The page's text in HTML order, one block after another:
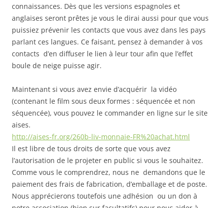
connaissances. Dès que les versions espagnoles et
anglaises seront prêtes je vous le dirai aussi pour que vous
puissiez prévenir les contacts que vous avez dans les pays
parlant ces langues. Ce faisant, pensez à demander à vos
contacts d’en diffuser le lien à leur tour afin que l’effet
boule de neige puisse agir.
Maintenant si vous avez envie d’acquérir la vidéo
(contenant le film sous deux formes : séquencée et non
séquencée), vous pouvez le commander en ligne sur le site
aises.
http://aises-fr.org/260b-liv-monnaie-FR%20achat.html
Il est libre de tous droits de sorte que vous avez
l’autorisation de le projeter en public si vous le souhaitez.
Comme vous le comprendrez, nous ne demandons que le
paiement des frais de fabrication, d’emballage et de poste.
Nous apprécierons toutefois une adhésion ou un don à